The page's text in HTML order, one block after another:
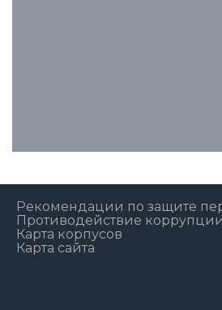
Рекомендации по защите
Противодействие коррупции
Карта корпусов
Карта сайта